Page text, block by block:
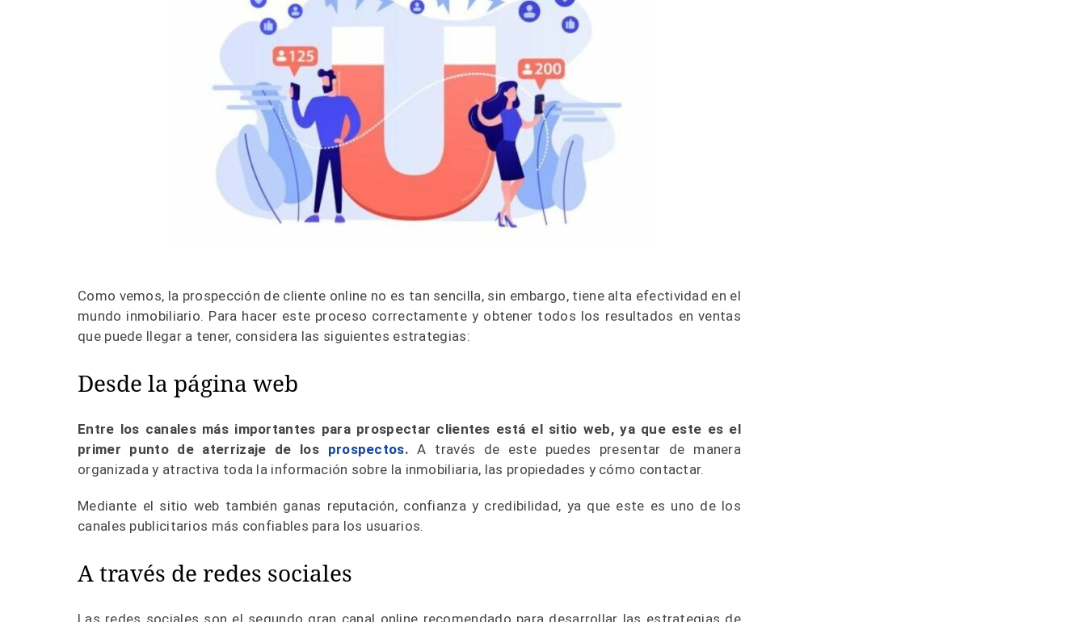
Como vemos, la prospección de cliente online no es tan sencilla, sin embargo, tiene alta efectividad en el
mundo inmobiliario. Para hacer este proceso correctamente y obtener todos los resultados en ventas
que puede llegar a tener, considera las siguientes estrategias:
Desde la página web
Entre los canales más importantes para prospectar clientes está el sitio web, ya que este es el
primer punto de aterrizaje de los prospectos. A través de este puedes presentar de manera
organizada y atractiva toda la información sobre la inmobiliaria, las propiedades y cómo contactar.
Mediante el sitio web también ganas reputación, confianza y credibilidad, ya que este es uno de los
canales publicitarios más confiables para los usuarios.
A través de redes sociales
Las redes sociales son el segundo gran canal online recomendado para desarrollar las estrategias de